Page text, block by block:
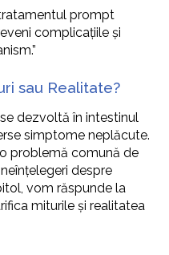
prompt
complicațiile și
sau Realitate?
dezvoltă în intestinul
simptome neplăcute.
problemă comună de
despre
vom răspunde la
miturile și realitatea